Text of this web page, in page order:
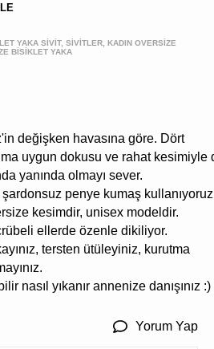
YAKA SIVIT, SİVİTLER, KADIN OVERSİZE
BİSİKLET YAKA
değişken havasına göre. Dört
uygun dokusu ve rahat kesimiyle
yanında olmayı sever.
penye kumaş
kesimdir, unisex modeldir.
ellerde özenle dikiliyor.
tersten ütüleyiniz, kurutma
nasıl yıkanır annenize danışınız :)
Yorum Yap